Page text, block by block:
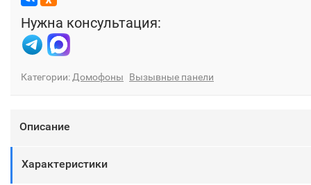
Нужна консультация:
Категории:Домофоны Вызывные панели
Описание
Характеристики